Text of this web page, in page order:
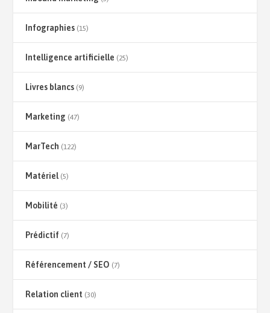
Infographies (15)
Intelligence artificielle (25)
Livres blancs (9)
Marketing (47)
MarTech (122)
Matériel(5)
Mobilité (3)
Prédictif (7)
Référencement / SEO (7)
Relation client (30)